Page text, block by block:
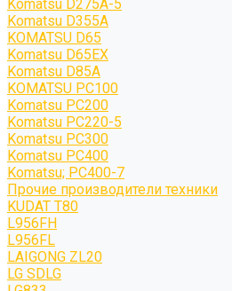
Komatsu D275A-5
Komatsu D355A
KOMATSU D65
Komatsu D65EX
Komatsu D85A
KOMATSU PC100
Komatsu PC200
Komatsu PC220-5
Komatsu PC300
Komatsu PC400
Komatsu; PC400-7
Прочие производители техники
KUDAT T80
L956FH
L956FL
LAIGONG ZL20
LG SDLG